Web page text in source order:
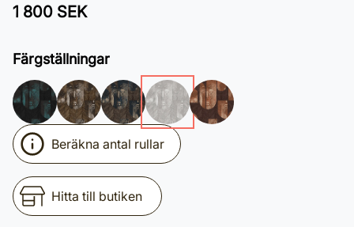
1 800 SEK
Färgställningar
Beräkna antal rullar
Hitta till butiken